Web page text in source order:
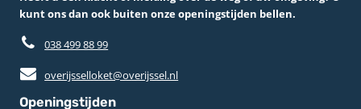
kunt ons dan ook buiten onze openingstijden bellen.
038 499 88 99
overijsselloket@overijssel.nl
Openingstijden